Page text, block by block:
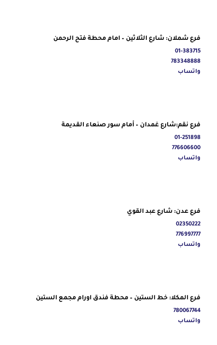
فرع شملان: شارع الثلاثين – امام محطة فتح الرحمن
01-383715
783348888
واتساب
فرع نقم:شارع غمدان – أمام سور صنعاء القديمة
01-251898
776606600
واتساب
فرع عدن: شارع عبد القوي
02350222
776997777
واتساب
فرع المكلا: خط الستين – محطة فندق اورام مجمع الستين
780067744
واتساب